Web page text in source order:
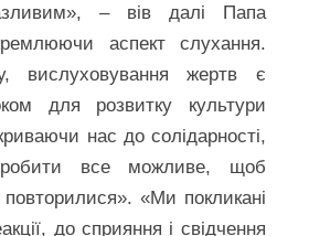
– вів далі Папа
аспект слухання.
вислуховування жертв є
для розвитку культури
нас до солідарності,
все можливе, щоб
«Ми покликані
до сприяння і свідчення